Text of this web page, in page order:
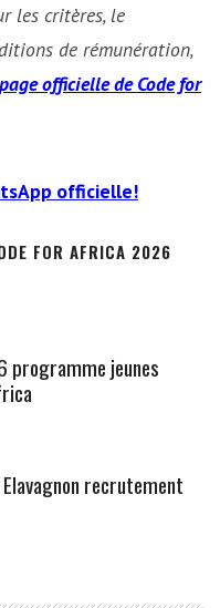
les critères, le
de rémunération,
page officielle de Code for
officielle!
FOR AFRICA 2026
jeunes
recrutement